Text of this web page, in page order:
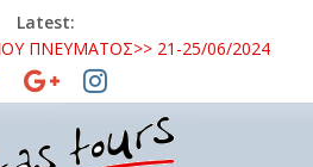
Latest:
ΠΝΕΥΜΑΤΟΣ>> 21-25/06/2024
16 – 18/10/2026
– ΘΑΣΟΣ – ΣΠΗΛΑΙΟ ΑΛΙΣΤΡΑΤΗΣ
/ 09 /2026
ΟΧΡΙΔΑ 26 -28/10/2024